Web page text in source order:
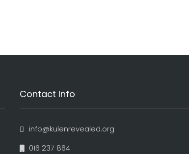
Contact Info
info@kulenrevealed.org
016 237 864